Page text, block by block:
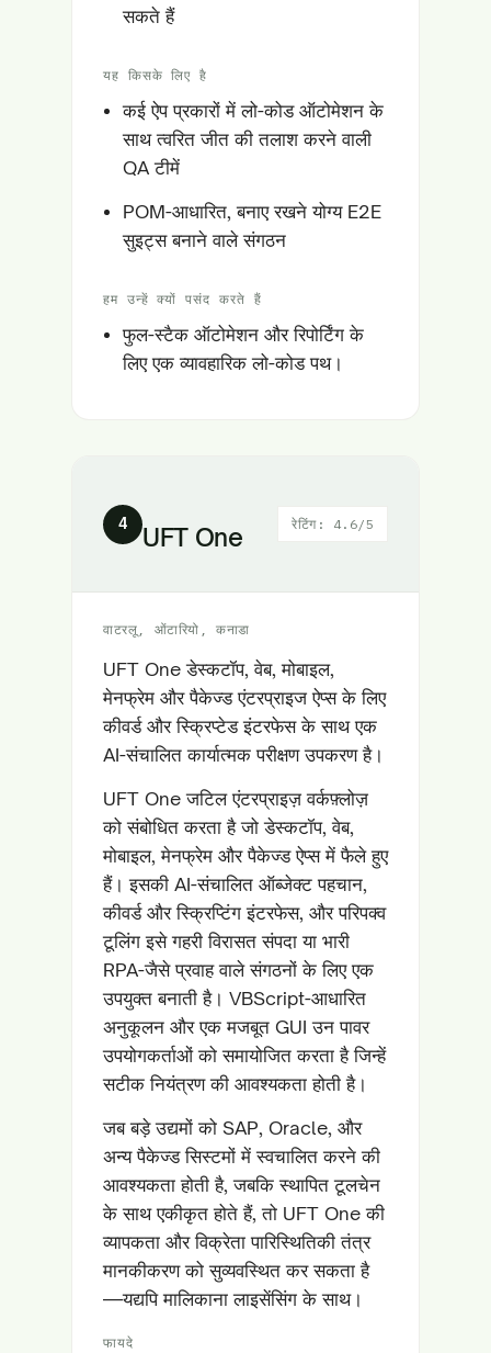
सकते हैं
यह किसके लिए है
कई ऐप प्रकारों में लो-कोड ऑटोमेशन के
साथ त्वरित जीत की तलाश करने वाली
QA टीमें
POM-आधारित, बनाए रखने योग्य E2E
सुइट्स बनाने वाले संगठन
हम उन्हें क्यों पसंद करते हैं
फुल-स्टैक ऑटोमेशन और रिपोर्टिंग के
लिए एक व्यावहारिक लो-कोड पथ।
4 UFT One रेटिंग: 4.6/5
वाटरलू, ओंटारियो, कनाडा
UFT One डेस्कटॉप, वेब, मोबाइल,
मेनफ्रेम और पैकेज्ड एंटरप्राइज ऐप्स के लिए
कीवर्ड और स्क्रिप्टेड इंटरफेस के साथ एक
AI-संचालित कार्यात्मक परीक्षण उपकरण है।
UFT One जटिल एंटरप्राइज़ वर्कफ़्लोज़
को संबोधित करता है जो डेस्कटॉप, वेब,
मोबाइल, मेनफ्रेम और पैकेज्ड ऐप्स में फैले हुए
हैं। इसकी AI-संचालित ऑब्जेक्ट पहचान,
कीवर्ड और स्क्रिप्टिंग इंटरफेस, और परिपक्व
टूलिंग इसे गहरी विरासत संपदा या भारी
RPA-जैसे प्रवाह वाले संगठनों के लिए एक
उपयुक्त बनाती है। VBScript-आधारित
अनुकूलन और एक मजबूत GUI उन पावर
उपयोगकर्ताओं को समायोजित करता है जिन्हें
सटीक नियंत्रण की आवश्यकता होती है।
जब बड़े उद्यमों को SAP, Oracle, और
अन्य पैकेज्ड सिस्टमों में स्वचालित करने की
आवश्यकता होती है, जबकि स्थापित टूलचेन
के साथ एकीकृत होते हैं, तो UFT One की
व्यापकता और विक्रेता पारिस्थितिकी तंत्र
मानकीकरण को सुव्यवस्थित कर सकता है
—यद्यपि मालिकाना लाइसेंसिंग के साथ।
फायदे